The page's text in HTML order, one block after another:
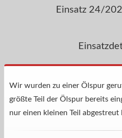
Einsatz 24/
Wir wurden zu einer Ölspur
größte Teil der Ölspur bereits
nur einen kleinen Teil abgestreut